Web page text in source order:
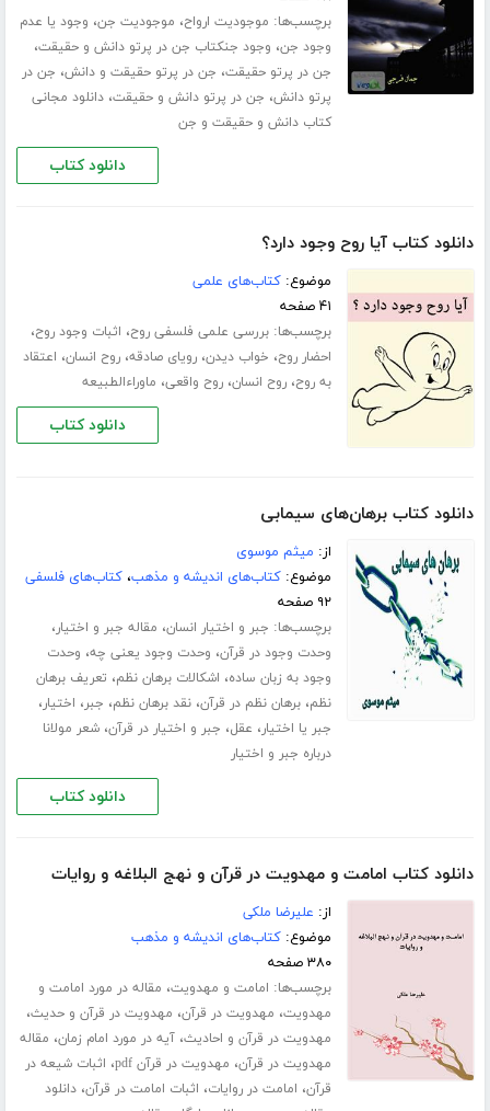
برچسب‌ها: موجودیت ارواح، موجودیت جن، وجود یا عدم
وجود جن، وجود جنکتاب جن در پرتو دانش و حقیقت،
جن در پرتو حقیقت، جن در پرتو حقیقت و دانش، جن در
پرتو دانش، جن در پرتو دانش و حقیقت،دانلود مجانی
کتاب دانش و حقیقت و جن
دانلود کتاب
دانلود کتاب آیا روح وجود دارد؟
موضوع:کتاب‌های علمی
۴۱ صفحه
برچسب‌ها:بررسی علمی فلسفی روح، اثبات وجود روح،
احضار روح، خواب دیدن،رویای صادقه،روح انسان، اعتقاد
به روح،روح انسان،روح واقعی، ماوراءالطبیعه
دانلود کتاب
دانلود کتاب برهان‌های سیمابی
از: میثم موسوی
موضوع:کتاب‌های اندیشه و مذهب،کتاب‌های فلسفی
۹۲ صفحه
برچسب‌ها: جبر و اختیار انسان، مقاله جبر و اختیار،
وحدت وجود در قرآن، وحدت وجود یعنی چه، وحدت
وجود به زبان ساده، اشکالات برهان نظم، تعریف برهان
نظم،برهان نظم در قرآن،نقد برهان نظم، جبر، اختیار،
جبر یا اختیار، عقل، جبر و اختیار در قرآن،شعر مولانا
درباره جبر و اختیار
دانلود کتاب
دانلود کتاب امامت و مهدویت در قرآن و نهج البلاغه و روایات
از: علیرضا ملکی
موضوع:کتاب‌های اندیشه و مذهب
۳۸۰ صفحه
برچسب‌ها: امامت و مهدویت، مقاله در مورد امامت و
مهدویت، مهدویت در قرآن، مهدویت در قرآن و حدیث،
مهدویت در قرآن و احادیث،آیه در مورد امام زمان، مقاله
مهدویت در قرآن، مهدویت در قرآن pdf ، اثبات شیعه در
قرآن، امامت در روایات، اثبات امامت در قرآن،دانلود